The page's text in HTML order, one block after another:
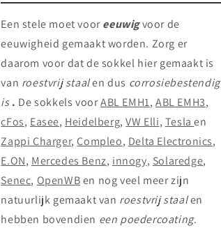
Een stele moet vooreeuwigvoor de
eeuwigheid gemaakt worden. Zorg er
daarom voor dat de sokkel hier gemaakt is
van roestvrij staalen dus corrosiebestendig
is. De sokkels voorABL EMH1, ABL EMH3,
cFos, Easee, Heidelberg,VW Elli, Teslaen
Zappi Charger,Compleo, Delta Electronics,
E.ON, Mercedes Benz, innogy, Solaredge,
Senec, OpenWBen nog veel meer zijn
natuurlijk gemaakt van roestvrij staalen
hebben bovendien een poedercoating.